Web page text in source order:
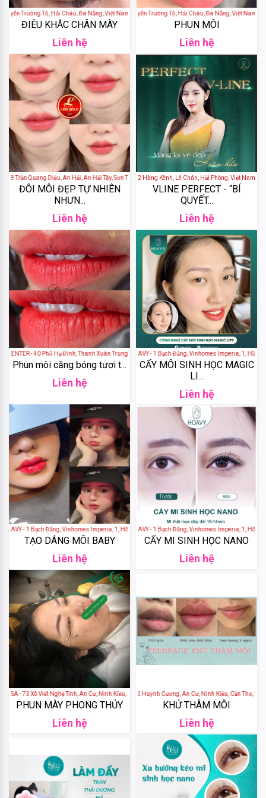
Body
Daily
Comma
Sheseido
Healthy
Care
Hayari
Club
De
Nuit
Creation
Elasten
Labs
Algae
Blackmores
Median
Laneige
Weilaiya
Tigi
Olexrs
Head
Shoulders
Trường Tộ, Hải Châu, Đà Nẵng, Việt Nam
ĐIÊU KHẮC CHÂN MÀY
Liên hệ
XUÂN SPA - 32 Nguyễn Trường Tộ, Hải Châu, Đà Nẵng, Việt Nam
PHUN MÔI
Liên hệ
Trần Quang Diệu, An Hải, An Hải Tây, Sơn Trà, Đà Nẵng, Việt Nam
ĐÔI MÔI ĐẸP TỰ NHIÊN
NHƯN...
Liên hệ
NAYOO SPA - 92 Hàng Kênh, Lê Chân, Hải Phòng, Việt Nam
VLINE PERFECT - “BÍ
QUYẾT...
Liên hệ
- 40 Phố Hạ Đình, Thanh Xuân Trung, Thanh Xuân, Hà Nội, Việt Nam
Phun môi căng bóng tươi t...
Liên hệ
THẨM MỸ VIỆN HOAVY - 1 Bạch Đằng, Vinhomes Imperia, 1, Hồng
CẤY MÔI SINH HỌC MAGIC
LI...
Liên hệ
- 1 Bạch Đằng, Vinhomes Imperia, 1, Hồng Bàng, Hải Phòng, Việt Nam
TẠO DÁNG MÔI BABY
Liên hệ
THẨM MỸ VIỆN HOAVY - 1 Bạch Đằng, Vinhomes Imperia, 1, Hồng
CẤY MI SINH HỌC NANO
Liên hệ
- 73 Xô Viết Nghệ Tĩnh, An Cư, Ninh Kiều, Cần Thơ, Việt Nam
PHUN MÀY PHONG THỦY
Liên hệ
BEAUTY SKY SPA - 42 Huỳnh Cương, An Cư, Ninh Kiều, Cần Thơ, Việt
KHỬ THÂM MÔI
Liên hệ